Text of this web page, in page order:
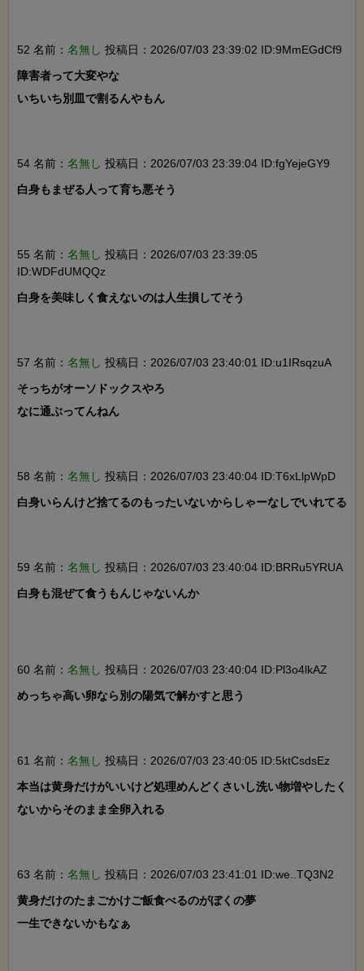
52 名前： 名無し 投稿日：2026/07/03 23:39:02 ID:9MmEGdCf9
障害者って大変やな
いちいち別皿で割るんやもん
54 名前： 名無し 投稿日：2026/07/03 23:39:04 ID:fgYejeGY9
白身もまぜる人って育ち悪そう
55 名前： 名無し 投稿日：2026/07/03 23:39:05
ID:WDFdUMQQz
白身を美味しく食えないのは人生損してそう
57 名前： 名無し 投稿日：2026/07/03 23:40:01 ID:u1IRsqzuA
そっちがオーソドックスやろ
なに通ぶってんねん
58 名前： 名無し 投稿日：2026/07/03 23:40:04 ID:T6xLlpWpD
白身いらんけど捨てるのもったいないからしゃーなしでいれてる
59 名前： 名無し 投稿日：2026/07/03 23:40:04 ID:BRRu5YRUA
白身も混ぜて食うもんじゃないんか
60 名前： 名無し 投稿日：2026/07/03 23:40:04 ID:Pl3o4lkAZ
めっちゃ高い卵なら別の陽気で解かすと思う
61 名前： 名無し 投稿日：2026/07/03 23:40:05 ID:5ktCsdsEz
本当は黄身だけがいいけど処理めんどくさいし洗い物増やしたく
ないからそのまま全卵入れる
63 名前： 名無し 投稿日：2026/07/03 23:41:01 ID:we..TQ3N2
黄身だけのたまごかけご飯食べるのがぼくの夢
一生できないかもなぁ